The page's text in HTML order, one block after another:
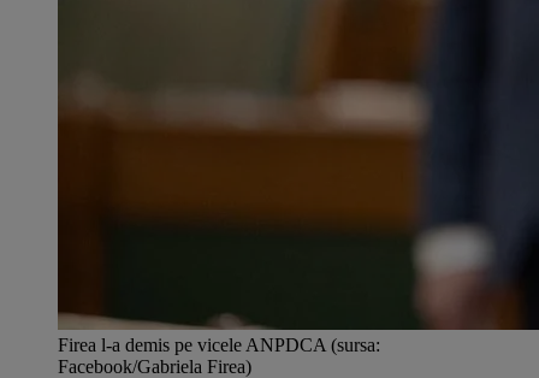
Firea l-a demis pe vicele ANPDCA (sursa:
Facebook/Gabriela Firea)